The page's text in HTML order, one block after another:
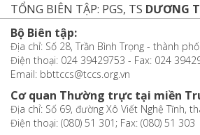
TỔNG BIÊN TẬP: PGS, TS DƯƠNG
Bộ Biên tập:
Địa chỉ: Số 28, Trần Bình Trọng - thành
Điện thoại: 024 39429753 - Fax: 024
Email: bbttccs@tccs.org.vn
Cơ quan Thường trực tại miền
Địa chỉ: Số 69, đường Xô Viết Nghệ Tĩnh,
Điện thoại: (080) 51 301; Fax: (080) 51 303